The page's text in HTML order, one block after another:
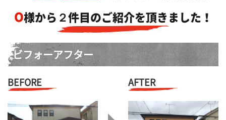
O様から２件目のご紹介を頂きました！
ビフォーアフター
AFTER
BEFORE